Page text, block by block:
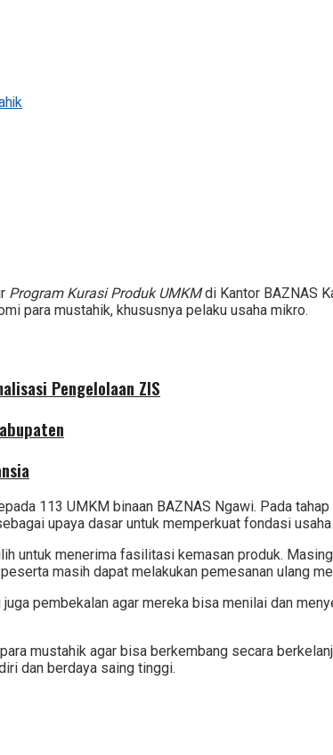
Program Kurasi Produk UMKMdi Kantor BAZNAS
para mustahik, khususnya pelaku usaha mikro.
Pengelolaan ZIS
113 UMKM binaan BAZNAS Ngawi. Pada
upaya dasar untuk memperkuat fondasi
untuk menerima fasilitasi kemasan produk.
masih dapat melakukan pemesanan ulang
pembekalan agar mereka bisa menilai dan
mustahik agar bisa berkembang secara
dan berdaya saing tinggi.